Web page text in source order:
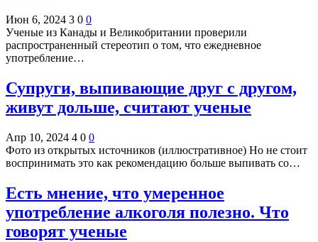
Июн 6, 2024 3 0 0
Ученые из Канады и Великобритании проверили
распространенный стереотип о том, что ежедневное
употребление…
Супруги, выпивающие друг с другом,
живут дольше, считают ученые
Апр 10, 2024 4 0 0
Фото из открытых источников (иллюстративное) Но не стоит
воспринимать это как рекомендацию больше выпивать со…
Есть мнение, что умеренное
употребление алкоголя полезно. Что
говорят ученые